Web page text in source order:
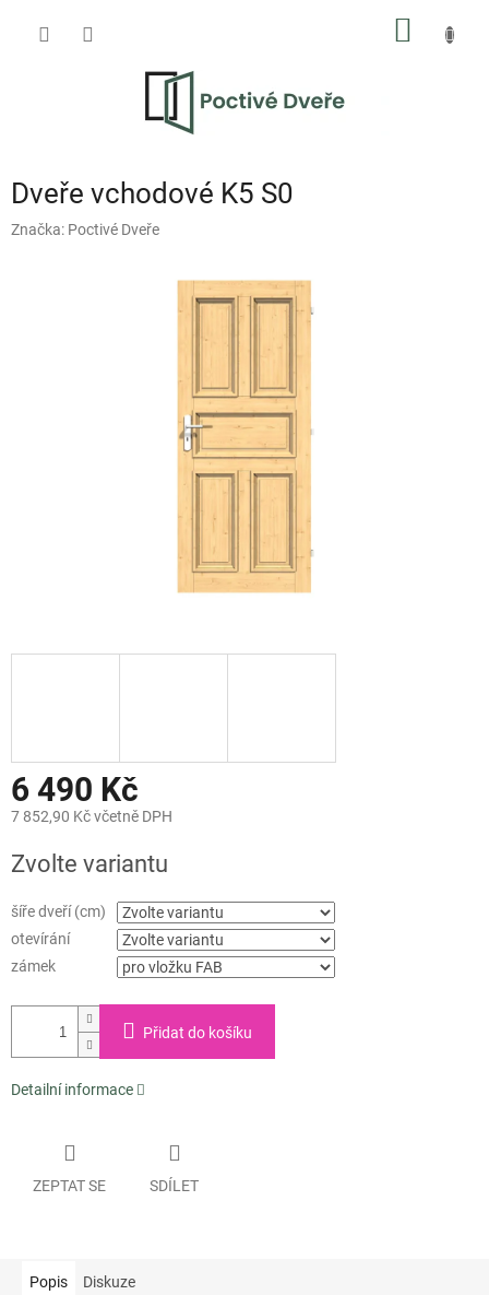
Dveře vchodové K5 S0
Značka: Poctivé Dveře
6 490 Kč
7 852,90 Kč včetně DPH
cena:
Zvolte variantu
šíře dveří (cm)
otevírání
zámek
Přidat do košíku
Detailní informace
ZEPTAT SE SDÍLET
Popis Diskuze